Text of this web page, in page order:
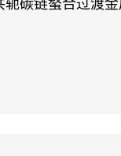
碳链螯合过渡